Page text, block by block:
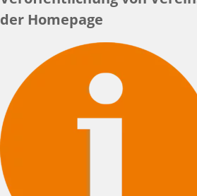
der Homepage